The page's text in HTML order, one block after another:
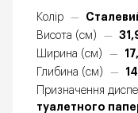
Колір —
Висота (см)
—
Ширина (см)
—
Глибина (см)
—
14
Призначення
туалетного